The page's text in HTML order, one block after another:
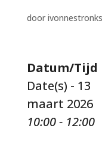
door ivonnestronks
Datum/Tijd
Date(s) - 13
maart 2026
10:00 - 12:00